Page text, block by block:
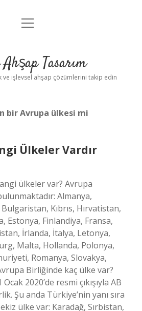
Anasayfa
Yasal Uyarı
menüyü
Tasarım
ve işlevsel ahşap çözümlerini takip edin
bir Avrupa ülkesi mi
Ülkeler Vardır
ülkeler var? Avrupa
Almanya,
Kıbrıs, Hırvatistan,
Estonya, Finlandiya, Fransa,
İrlanda, İtalya, Letonya,
Malta, Hollanda, Polonya,
Romanya, Slovakya,
Birliğinde kaç ülke var?
2020’de resmi çıkışıyla AB
Şu anda Türkiye’nin yanı sıra
ülke var: Karadağ, Sırbistan,